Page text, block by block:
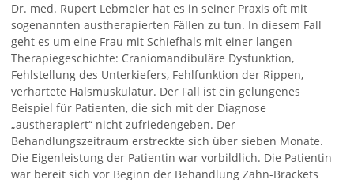
Dr. med. Rupert Lebmeier hat es in seiner Praxis oft mit
sogenannten austherapierten Fällen zu tun. In diesem Fall
geht es um eine Frau mit Schiefhals mit einer langen
Therapiegeschichte: Craniomandibuläre Dysfunktion,
Fehlstellung des Unterkiefers, Fehlfunktion der Rippen,
verhärtete Halsmuskulatur. Der Fall ist ein gelungenes
Beispiel für Patienten, die sich mit der Diagnose
„austherapiert“ nicht zufriedengeben. Der
Behandlungszeitraum erstreckte sich über sieben Monate.
Die Eigenleistung der Patientin war vorbildlich. Die Patientin
war bereit sich vor Beginn der Behandlung Zahn-Brackets